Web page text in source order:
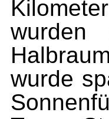
wurden
wurde